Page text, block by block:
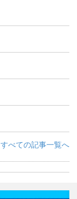
すべての記事一覧へ